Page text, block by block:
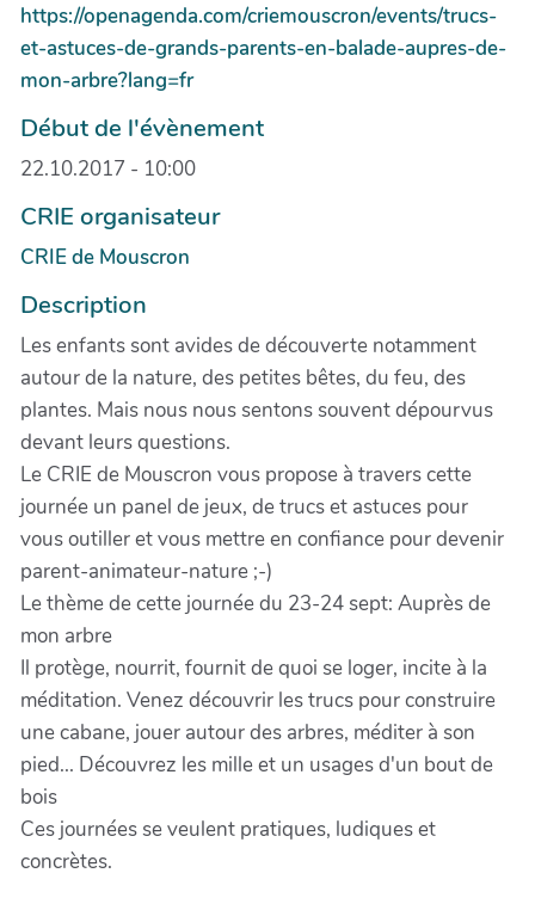
https://openagenda.com/criemouscron/events/trucs-
et-astuces-de-grands-parents-en-balade-aupres-de-
mon-arbre?lang=fr
Début de l'évènement
22.10.2017 - 10:00
CRIE organisateur
CRIE de Mouscron
Description
Les enfants sont avides de découverte notamment
autour de la nature, des petites bêtes, du feu, des
plantes. Mais nous nous sentons souvent dépourvus
devant leurs questions.
Le CRIE de Mouscron vous propose à travers cette
journée un panel de jeux, de trucs et astuces pour
vous outiller et vous mettre en confiance pour devenir
parent-animateur-nature ;-)
Le thème de cette journée du 23-24 sept: Auprès de
mon arbre
Il protège, nourrit, fournit de quoi se loger, incite à la
méditation. Venez découvrir les trucs pour construire
une cabane, jouer autour des arbres, méditer à son
pied... Découvrez les mille et un usages d'un bout de
bois
Ces journées se veulent pratiques, ludiques et
concrètes.